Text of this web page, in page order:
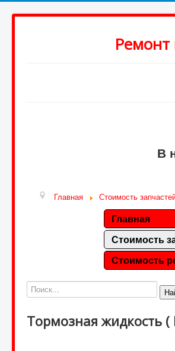
В
Главная Стоимость
Главная
Стоимость
Стоимость
Тормозная жидкость (